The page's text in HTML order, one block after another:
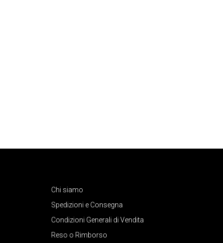
Chi siamo
Spedizioni e Consegna
Condizioni Generali di Vendita
Reso o Rimborso